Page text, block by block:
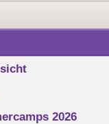
2026